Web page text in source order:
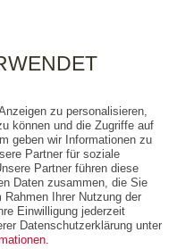
zu personalisieren,
können und die Zugriffe auf
geben wir Informationen zu
Partner für soziale
Partner führen diese
Daten zusammen, die Sie
Ihrer Nutzung der
Einwilligung jederzeit
Datenschutzerklärung unter